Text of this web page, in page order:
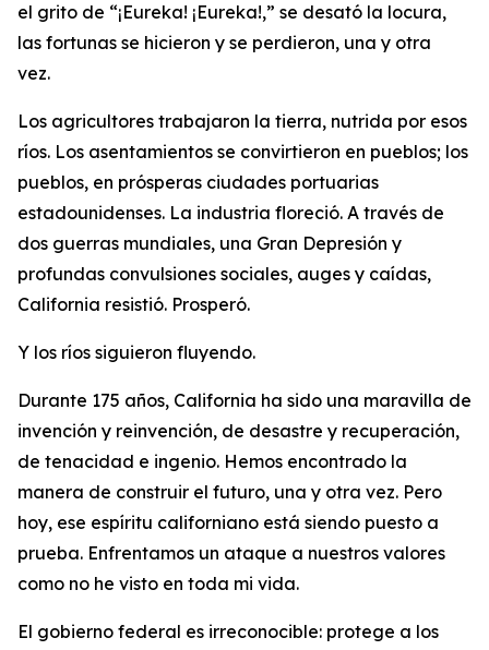
el grito de “¡Eureka! ¡Eureka!,” se desató la locura,
las fortunas se hicieron y se perdieron, una y otra
vez.
Los agricultores trabajaron la tierra, nutrida por esos
ríos. Los asentamientos se convirtieron en pueblos; los
pueblos, en prósperas ciudades portuarias
estadounidenses. La industria floreció. A través de
dos guerras mundiales, una Gran Depresión y
profundas convulsiones sociales, auges y caídas,
California resistió. Prosperó.
Y los ríos siguieron fluyendo.
Durante 175 años, California ha sido una maravilla de
invención y reinvención, de desastre y recuperación,
de tenacidad e ingenio. Hemos encontrado la
manera de construir el futuro, una y otra vez. Pero
hoy, ese espíritu californiano está siendo puesto a
prueba. Enfrentamos un ataque a nuestros valores
como no he visto en toda mi vida.
El gobierno federal es irreconocible: protege a los